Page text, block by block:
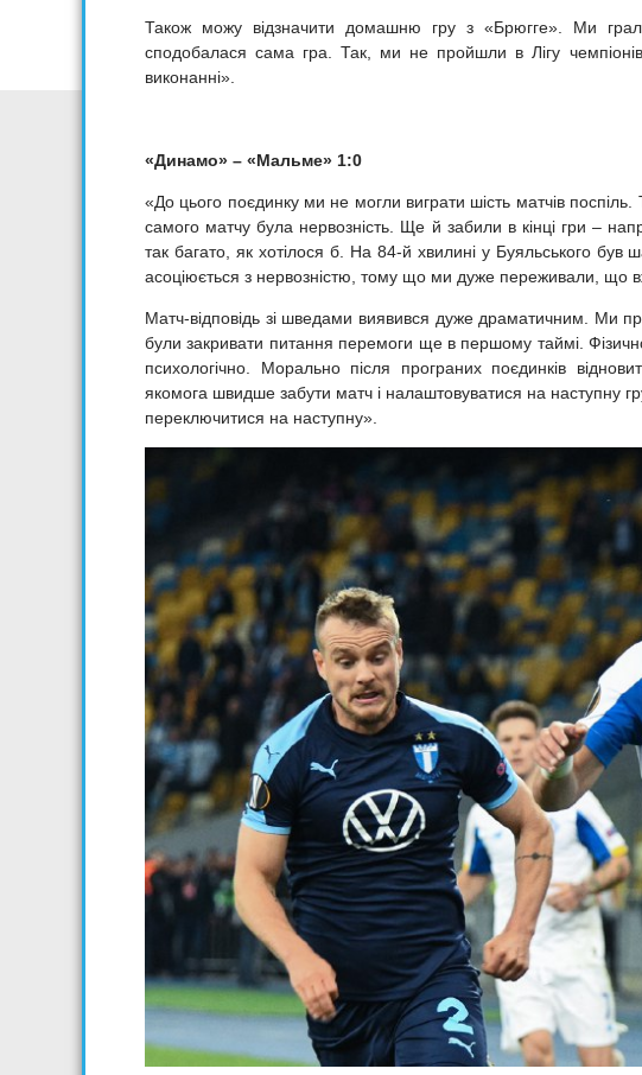
Також можу відзначити домашню гру з «Брюгге». Ми
сподобалася сама гра. Так, ми не пройшли в Лігу
виконанні».
«Динамо» – «Мальме» 1:0
«До цього поєдинку ми не могли виграти шість матчів
самого матчу була нервозність. Ще й забили в кінці гри –
так багато, як хотілося б. На 84-й хвилині у Буяльського
асоціюється з нервозністю, тому що ми дуже переживали, що
Матч-відповідь зі шведами виявився дуже драматичним. Ми
були закривати питання перемоги ще в першому таймі.
психологічно. Морально після програних поєдинків
якомога швидше забути матч і налаштовуватися на наступну
переключитися на наступну».